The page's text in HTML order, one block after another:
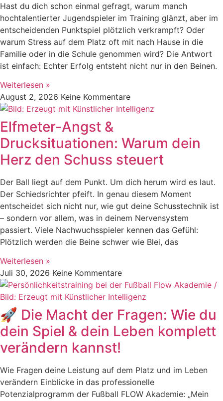
Hast du dich schon einmal gefragt, warum manch
hochtalentierter Jugendspieler im Training glänzt, aber im
entscheidenden Punktspiel plötzlich verkrampft? Oder
warum Stress auf dem Platz oft mit nach Hause in die
Familie oder in die Schule genommen wird? Die Antwort
ist einfach: Echter Erfolg entsteht nicht nur in den Beinen.
Weiterlesen »
August 2, 2026 Keine Kommentare
Elfmeter-Angst &
Drucksituationen: Warum dein
Herz den Schuss steuert
Der Ball liegt auf dem Punkt. Um dich herum wird es laut.
Der Schiedsrichter pfeift. In genau diesem Moment
entscheidet sich nicht nur, wie gut deine Schusstechnik ist
– sondern vor allem, was in deinem Nervensystem
passiert. Viele Nachwuchsspieler kennen das Gefühl:
Plötzlich werden die Beine schwer wie Blei, das
Weiterlesen »
Juli 30, 2026 Keine Kommentare
🚀 Die Macht der Fragen: Wie du
dein Spiel & dein Leben komplett
verändern kannst!
Wie Fragen deine Leistung auf dem Platz und im Leben
verändern Einblicke in das professionelle
Potenzialprogramm der Fußball FLOW Akademie: „Mein